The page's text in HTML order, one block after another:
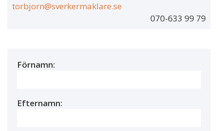
torbjorn@sverkermaklare.se
070-633 99 79
Förnamn:
Efternamn: